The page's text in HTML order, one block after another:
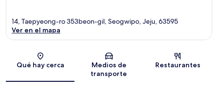
Sección del mapa
14, Taepyeong-ro 353beon-gil, Seogwipo, Jeju, 63595
Ver en el mapa
Qué hay cerca
Medios de
transporte
Restaurantes